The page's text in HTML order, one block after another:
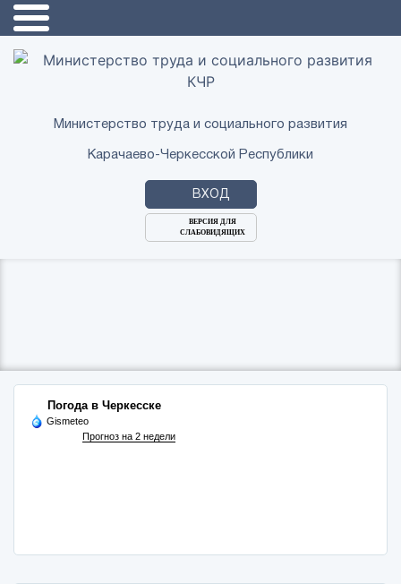
Министерство труда и социального развития
Карачаево-Черкесской Республики
ВХОД
ВЕРСИЯ ДЛЯ
СЛАБОВИДЯЩИХ
Погода в Черкесске
Gismeteo
Прогноз на 2 недели